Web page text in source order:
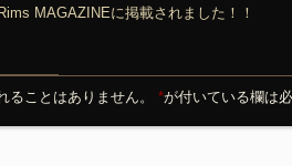
MAGAZINEに掲載されました！！
ることはありません。 *が付いている欄は